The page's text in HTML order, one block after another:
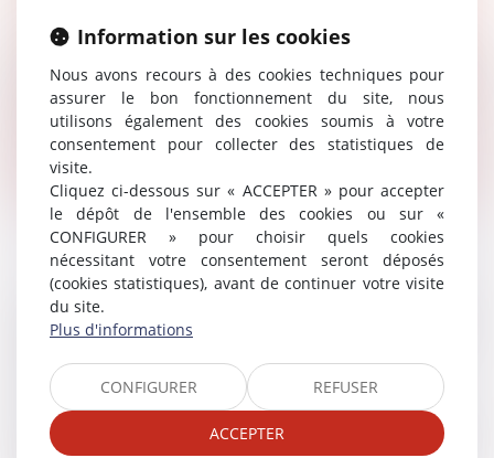
Presse
l'urbanisme, Maître Rémy DANDAN a été interrogé
concernant la rénovation de la friche Nexans...
Lire la suite
LYON : LES RIVERAINS DE LA FRICHE
NEXANS INQUIETS DE LA HAUTEUR DES
TOURS PRÉVUES
Presse
Dans le cadre de sa compétence en droit de
l'urbanisme, Maître Rémy DANDAN a été interrogé
Information sur les cookies
Nous avons recours à des cookies techniques pour
assurer le bon fonctionnement du site, nous
utilisons également des cookies soumis à votre
consentement pour collecter des statistiques de
visite.
Cliquez ci-dessous sur « ACCEPTER » pour accepter
le dépôt de l'ensemble des cookies ou sur «
CONFIGURER » pour choisir quels cookies
nécessitant votre consentement seront déposés
(cookies statistiques), avant de continuer votre visite
du site.
Plus d'informations
CONFIGURER REFUSER
ACCEPTER